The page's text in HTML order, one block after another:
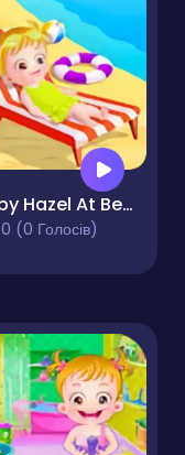
Baby Hazel At Beach
0 (0 Голосів)